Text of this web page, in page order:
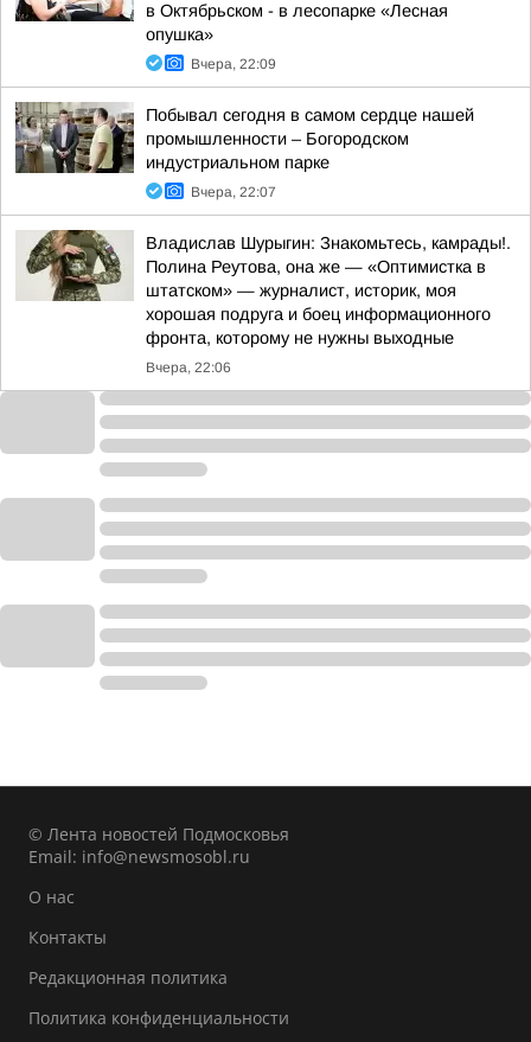
в Октябрьском - в лесопарке «Лесная
опушка»
Вчера, 22:09
Побывал сегодня в самом сердце нашей
промышленности – Богородском
индустриальном парке
Вчера, 22:07
Владислав Шурыгин: Знакомьтесь, камрады!.
Полина Реутова, она же — «Оптимистка в
штатском» — журналист, историк, моя
хорошая подруга и боец информационного
фронта, которому не нужны выходные
Вчера, 22:06
© Лента новостей Подмосковья
Email: info@newsmosobl.ru
О нас
Контакты
Редакционная политика
Политика конфиденциальности